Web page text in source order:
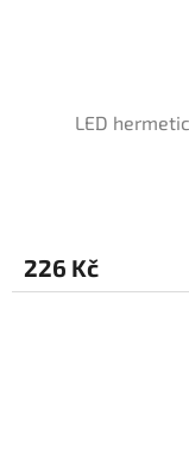
LED
226 Kč